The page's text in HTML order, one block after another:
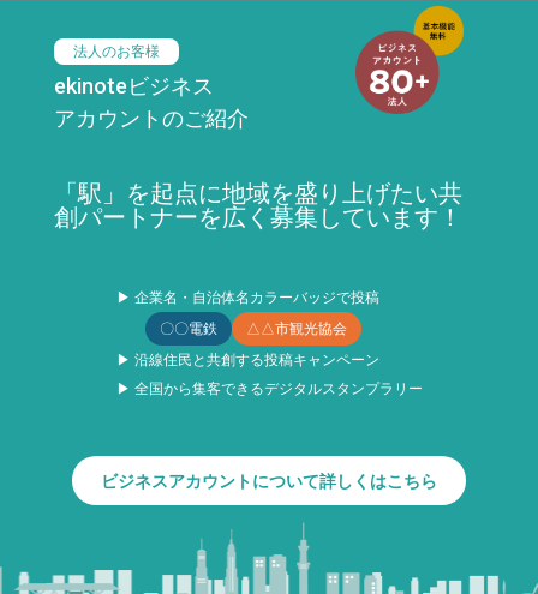
法人のお客様
ekinoteビジネス
アカウントのご紹介
「駅」を起点に地域を盛り上げたい共
創パートナーを広く募集しています！
▶ 企業名・自治体名カラーバッジで投稿
〇〇電鉄
△△市観光協会
▶ 沿線住民と共創する投稿キャンペーン
▶ 全国から集客できるデジタルスタンプラリー
ビジネスアカウントについて詳しくはこちら